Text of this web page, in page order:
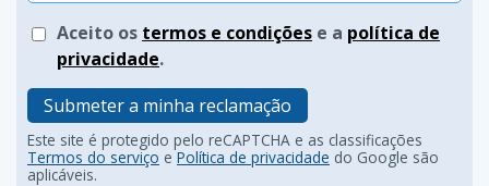
Aceito os termos e condições e a política de
privacidade.
Submeter a minha reclamação
Este site é protegido pelo reCAPTCHA e as classificações
Termos do serviço ePolítica de privacidade do Google são
aplicáveis.